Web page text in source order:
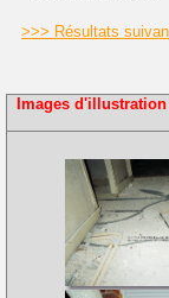
>>> Résultats
Images